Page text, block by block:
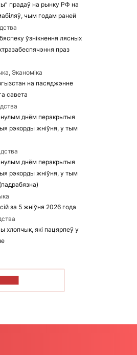
прадаў на рынку РФ на
чым годам раней
ўзнікнення лясных
праз
Эканоміка
на пасяджэнне
савета
днём перакрытыя
рэкорды жніўня, у тым
днём перакрытыя
рэкорды жніўня, у тым
за 5 жніўня 2026 года
хлопчык, які пацярпеў у